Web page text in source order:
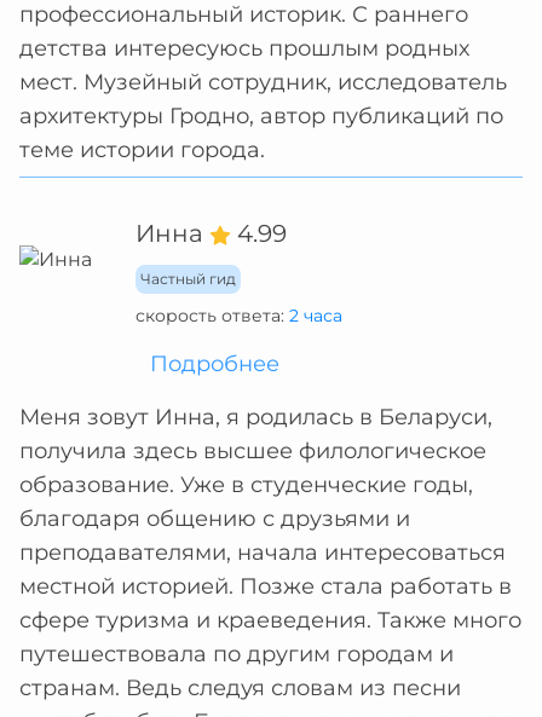
профессиональный историк. С раннего
детства интересуюсь прошлым родных
мест. Музейный сотрудник, исследователь
архитектуры Гродно, автор публикаций по
теме истории города.
Инна 4.99
Частный гид
скорость ответа: 2 часа
Подробнее
Меня зовут Инна, я родилась в Беларуси,
получила здесь высшее филологическое
образование. Уже в студенческие годы,
благодаря общению с друзьями и
преподавателями, начала интересоваться
местной историей. Позже стала работать в
сфере туризма и краеведения. Также много
путешествовала по другим городам и
странам. Ведь следуя словам из песни